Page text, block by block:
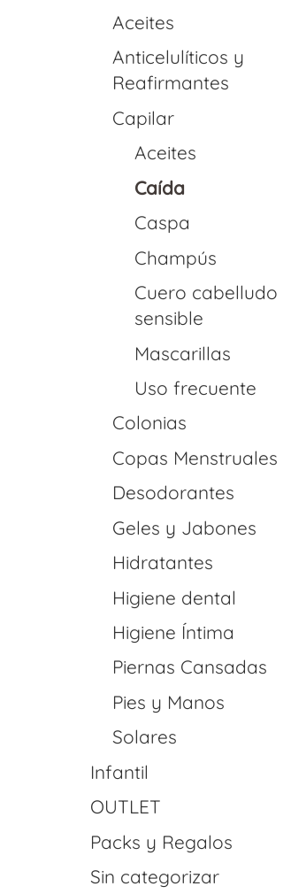
Aceites
Anticelulíticos y
Reafirmantes
Capilar
Aceites
Caída
Caspa
Champús
Cuero cabelludo
sensible
Mascarillas
Uso frecuente
Colonias
Copas Menstruales
Desodorantes
Geles y Jabones
Hidratantes
Higiene dental
Higiene Íntima
Piernas Cansadas
Pies y Manos
Solares
Infantil
OUTLET
Packs y Regalos
Sin categorizar